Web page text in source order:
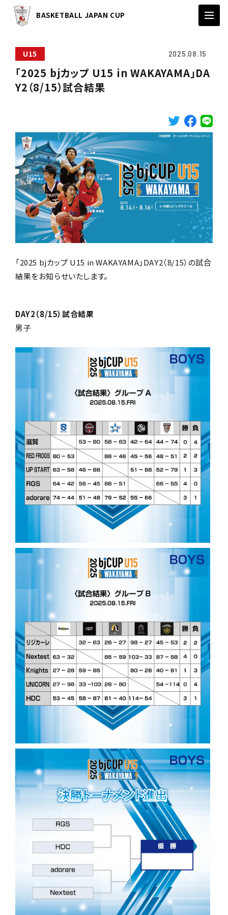
BASKETBALL JAPAN CUP
U15 2025.08.15
「2025 bjカップ U15 in WAKAYAMA」DA
Y2（8/15）試合結果
「2025 bjカップ U15 in WAKAYAMA」DAY2（8/15）の試合
結果をお知らせいたします。
DAY2（8/15）試合結果
男子